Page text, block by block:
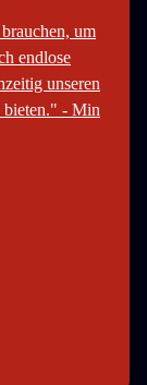
um
endlose
unseren
bieten." - Min